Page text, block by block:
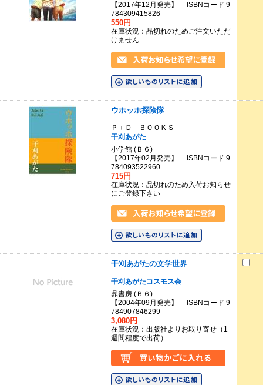
【2017年12月発売】 ISBNコード 9
784309415826
550円
在庫状況：品切れのためご注文いただ
けません
ウホッホ探険隊
Ｐ＋Ｄ ＢＯＯＫＳ
干刈あがた
小学館 (Ｂ６)
【2017年02月発売】 ISBNコード 9
784093522960
715円
在庫状況：品切れのため入荷お知らせ
にご登録下さい
干刈あがたの文学世界
干刈あがたコスモス会
鼎書房 (Ｂ６)
【2004年09月発売】 ISBNコード 9
784907846299
3,080円
在庫状況：出版社よりお取り寄せ（1
週間程度で出荷）